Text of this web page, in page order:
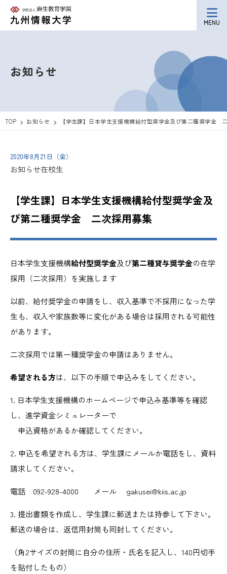
MENU
お知らせ
TOP お知らせ 【学生課】日本学生支援機構給付型奨学金及び第二種奨学金
2020年8月21日（金）
お知らせ在校生
【学生課】日本学生支援機構給付型奨学金及
び第二種奨学金 二次採用募集
日本学生支援機構給付型奨学金及び第二種貸与奨学金の在学
採用（二次採用）を実施します
以前、給付奨学金の申請をし、収入基準で不採用になった学
生も、収入や家族数等に変化がある場合は採用される可能性
があります。
二次採用では第一種奨学金の申請はありません。
希望される方は、以下の手順で申込みをしてください。
1. 日本学生支援機構のホームページで申込み基準等を確認
し、進学資金シミュレーターで
申込資格があるか確認してください。
2. 申込を希望される方は、学生課にメールか電話をし、資料
請求してください。
電話 092-928-4000 メール gakusei@kiis.ac.jp
3. 提出書類を作成し、学生課に郵送または持参して下さい。
郵送の場合は、返信用封筒も同封してください。
（角2サイズの封筒に自分の住所・氏名を記入し、140円切手
を貼付したもの）